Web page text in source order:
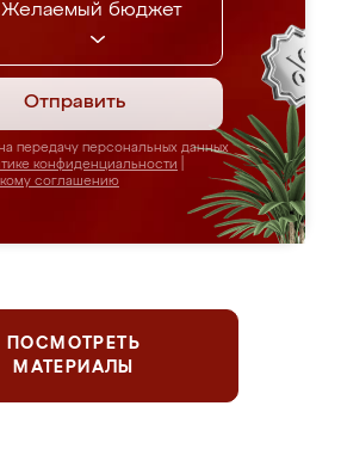
Желаемый бюджет
Отправить
передачу персональных данных
конфиденциальности
соглашению
ПОСМОТРЕТЬ
МАТЕРИАЛЫ